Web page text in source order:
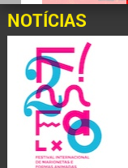
NOTÍCIAS